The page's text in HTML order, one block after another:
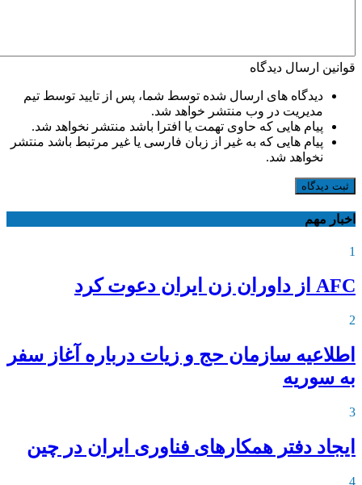
قوانین ارسال دیدگاه
دیدگاه های ارسال شده توسط شما، پس از تایید توسط تیم
مدیریت در وب منتشر خواهد شد.
پیام هایی که حاوی تهمت یا افترا باشد منتشر نخواهد شد.
پیام هایی که به غیر از زبان فارسی یا غیر مرتبط باشد منتشر
نخواهد شد.
ثبت دیدگاه
اخبار مهم
1
AFC از داوران زن ایران دعوت کرد
2
اطلاعیه‌ سازمان حج و زیات درباره آغاز سفر
به سوریه
3
ایجاد دفتر همکارهای فناوری ایران در چین
4